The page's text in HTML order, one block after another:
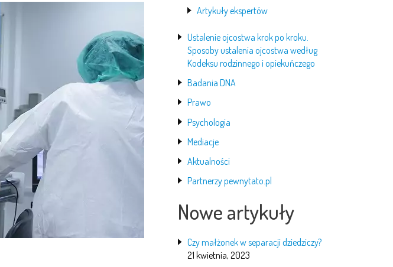
Artykuły ekspertów
Ustalenie ojcostwa krok po kroku.
Sposoby ustalenia ojcostwa według
Kodeksu rodzinnego i opiekuńczego
Badania DNA
Prawo
Psychologia
Mediacje
Aktualności
Partnerzy pewnytato.pl
Nowe artykuły
Czy małżonek w separacji dziedziczy?
21 kwietnia, 2023